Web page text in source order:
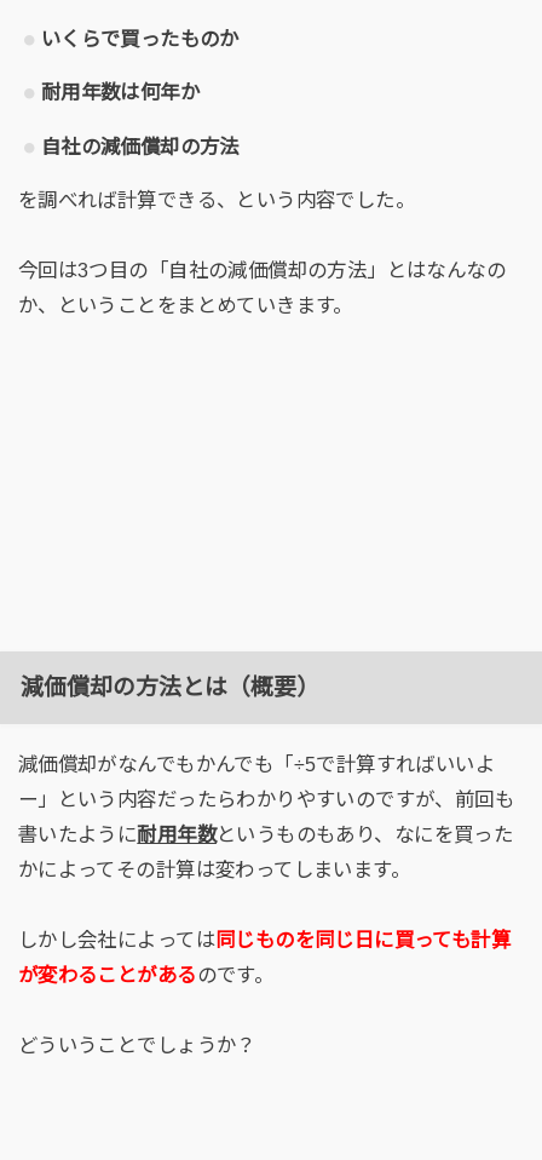
いくらで買ったものか
耐用年数は何年か
自社の減価償却の方法
を調べれば計算できる、という内容でした。
今回は3つ目の「自社の減価償却の方法」とはなんなの
か、ということをまとめていきます。
減価償却の方法とは（概要）
減価償却がなんでもかんでも「÷5で計算すればいいよ
ー」という内容だったらわかりやすいのですが、前回も
書いたように耐用年数というものもあり、なにを買った
かによってその計算は変わってしまいます。
しかし会社によっては同じものを同じ日に買っても計算
が変わることがあるのです。
どういうことでしょうか？